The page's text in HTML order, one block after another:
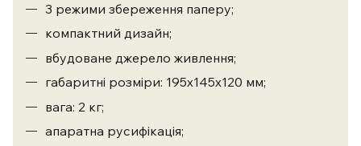
3 режими збереження паперу;
компактний дизайн;
вбудоване джерело живлення;
габаритні розміри: 195х145х120 мм;
вага: 2 кг;
апаратна русифікація;